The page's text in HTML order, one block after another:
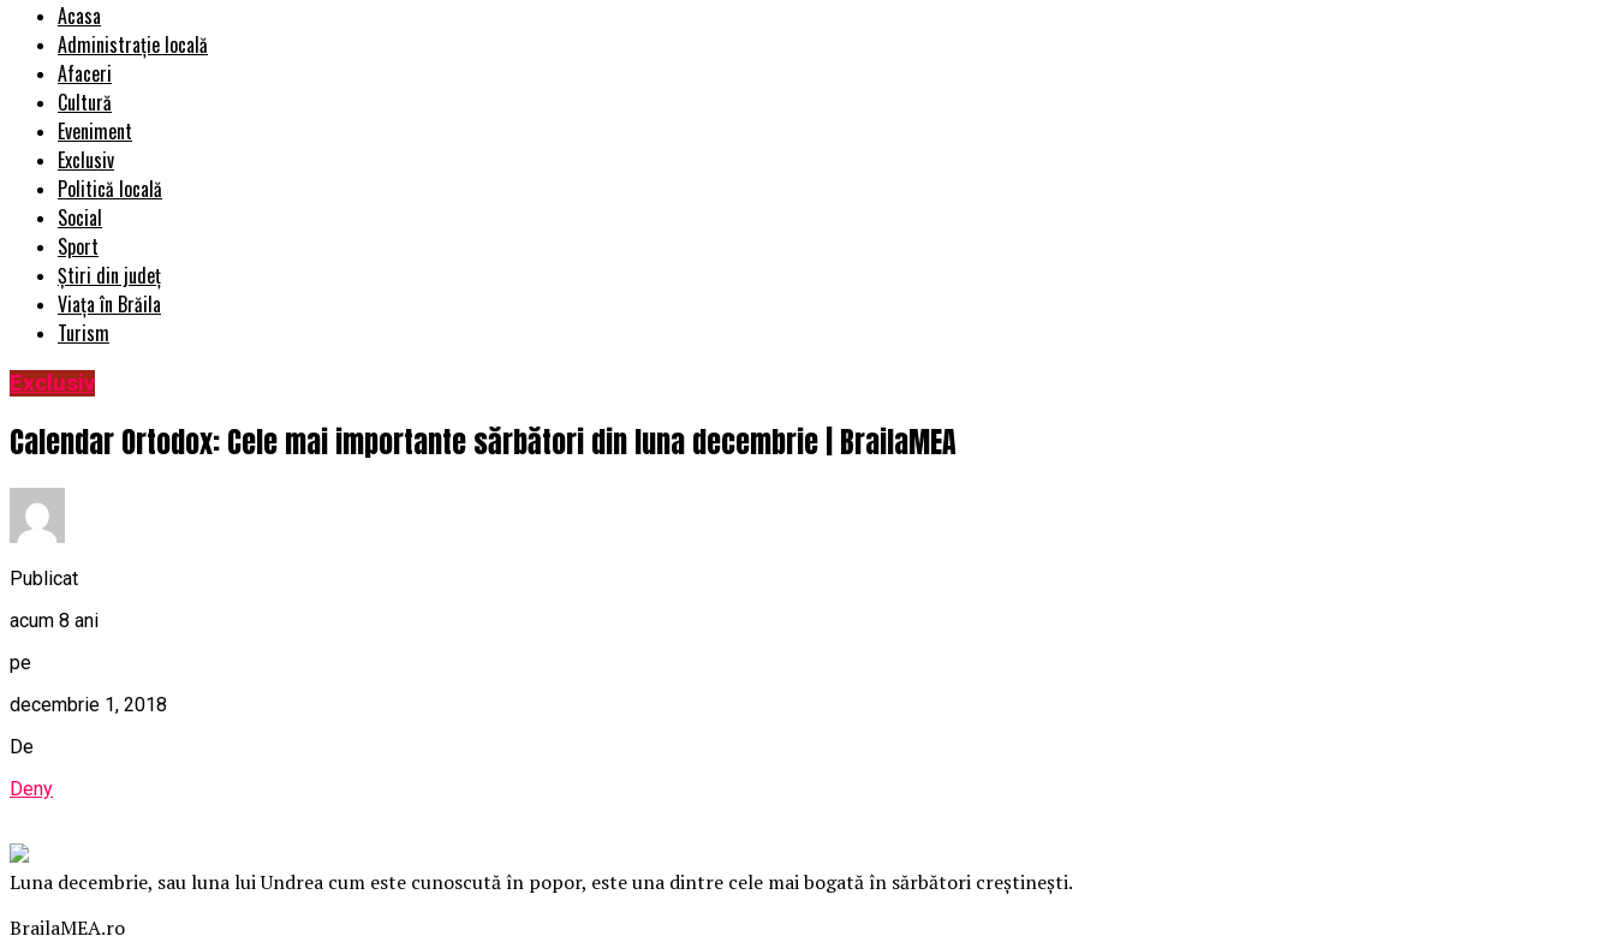
Acasa
Administrație locală
Afaceri
Cultură
Eveniment
Exclusiv
Politică locală
Social
Sport
Știri din județ
Viața în Brăila
Turism
Exclusiv
Calendar Ortodox: Cele mai importante sărbători din luna decembrie | BrailaMEA
Publicat
acum 8 ani
pe
decembrie 1, 2018
De
Deny
Luna decembrie, sau luna lui Undrea cum este cunoscută în popor, este una dintre cele mai bogată în sărbători creștinești.
BrailaMEA.ro